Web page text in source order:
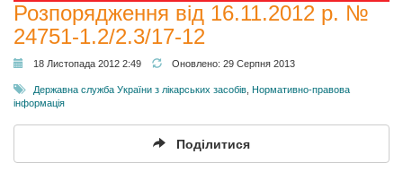
Розпорядження від 16.11.2012 р. №
24751-1.2/2.3/17-12
18 Листопада 2012 2:49 Оновлено: 29 Серпня 2013
Державна служба України з лікарських засобів Нормативно-правова
інформація
Поділитися